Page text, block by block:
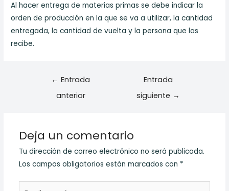
Al hacer entrega de materias primas se debe indicar la
orden de producción en la que se va a utilizar, la cantidad
entregada, la cantidad de vuelta y la persona que las
recibe.
Navegación
← Entrada
anterior
Entrada
siguiente →
Deja un comentario
Tu dirección de correo electrónico no será publicada.
Los campos obligatorios están marcados con *